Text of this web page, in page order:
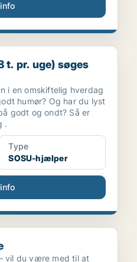
søges snarest t...
t. pr. uge) søges
i en omskiftelig hverdag
humør? Og har du lyst
godt og ondt? Så er
.
Type
SOSU-hjælper
vil du være med til at